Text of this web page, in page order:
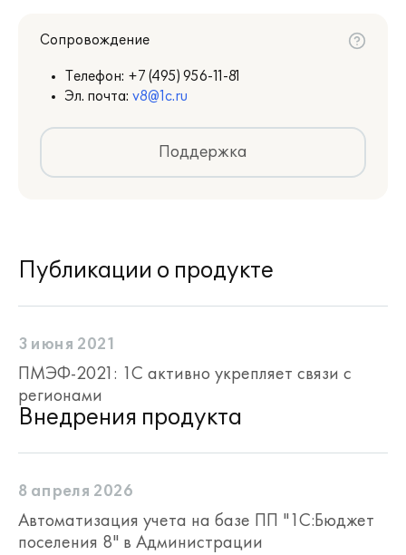
Сопровождение
Телефон: +7 (495) 956-11-81
Эл. почта: v8@1c.ru
Поддержка
Публикации о продукте
3 июня 2021
ПМЭФ-2021: 1С активно укрепляет связи с
регионами
Внедрения продукта
8 апреля 2026
Автоматизация учета на базе ПП "1С:Бюджет
поселения 8" в Администрации